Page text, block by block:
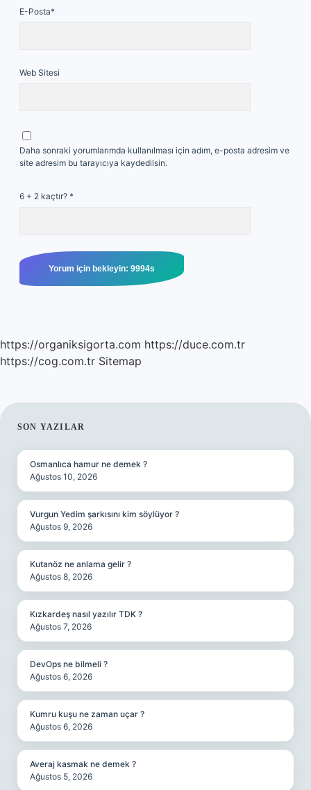
E-Posta*
Web Sitesi
Daha sonraki yorumlarımda kullanılması için adım, e-posta adresim ve
site adresim bu tarayıcıya kaydedilsin.
6 + 2 kaçtır? *
https://organiksigorta.com https://duce.com.tr
https://cog.com.tr Sitemap
SIDEBAR
SON YAZILAR
Osmanlıca hamur ne demek ?
Ağustos 10, 2026
Vurgun Yedim şarkısını kim söylüyor ?
Ağustos 9, 2026
Kutanöz ne anlama gelir ?
Ağustos 8, 2026
Kızkardeş nasıl yazılır TDK ?
Ağustos 7, 2026
DevOps ne bilmeli ?
Ağustos 6, 2026
Kumru kuşu ne zaman uçar ?
Ağustos 6, 2026
Averaj kasmak ne demek ?
Ağustos 5, 2026